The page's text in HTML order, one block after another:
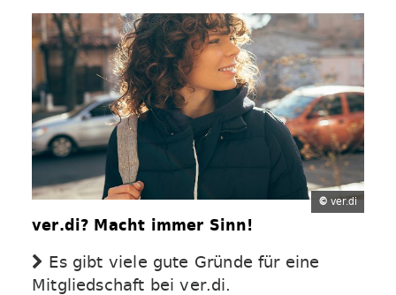
© ver.di
ver.di? Macht immer Sinn!
Es gibt viele gute Gründe für eine
Mitgliedschaft bei ver.di.